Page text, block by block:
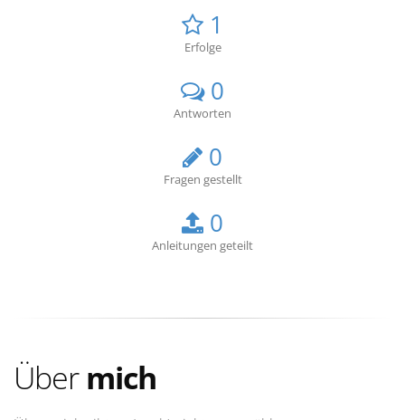
1
Erfolge
0
Antworten
0
Fragen gestellt
0
Anleitungen geteilt
Übermich